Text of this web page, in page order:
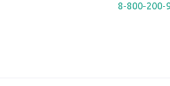
веществу или любому
8-800-200-